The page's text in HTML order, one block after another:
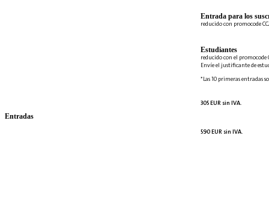
Entrada para los
reducido con promocode
Estudiantes
reducido con el promocode
Envíe el justificante de
*Las 10 primeras entradas
305 EUR sin IVA.
590 EUR sin IVA.
Entradas